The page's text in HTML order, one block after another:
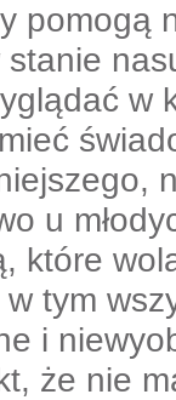
pomogą
w
u
które
tym
i
że nie